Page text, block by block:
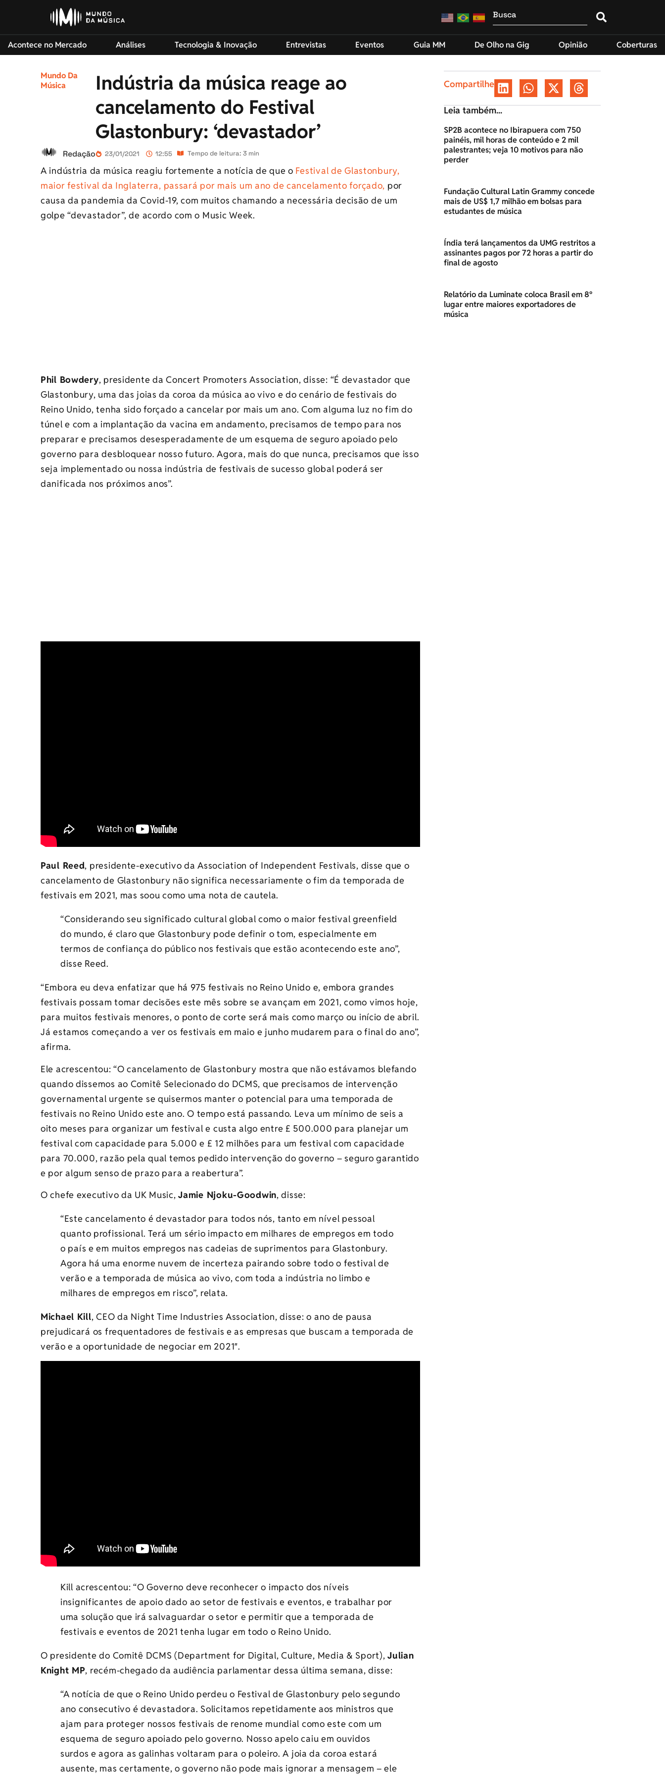
Acontece no Mercado Análises Tecnologia & Inovação Entrevistas Eventos Guia MM De Olho na Gig Opinião Coberturas
Mundo Da
Música
Indústria da música reage ao
cancelamento do Festival
Glastonbury: ‘devastador’
Redação 23/01/2021 12:55 Tempo de leitura: 3 min
A indústria da música reagiu fortemente a notícia de que o Festival de Glastonbury,
maior festival da Inglaterra, passará por mais um ano de cancelamento forçado, por
causa da pandemia da Covid-19, com muitos chamando a necessária decisão de um
golpe “devastador”, de acordo com o Music Week.
Phil Bowdery, presidente da Concert Promoters Association, disse: “É devastador que
Glastonbury, uma das joias da coroa da música ao vivo e do cenário de festivais do
Reino Unido, tenha sido forçado a cancelar por mais um ano. Com alguma luz no fim do
túnel e com a implantação da vacina em andamento, precisamos de tempo para nos
preparar e precisamos desesperadamente de um esquema de seguro apoiado pelo
governo para desbloquear nosso futuro. Agora, mais do que nunca, precisamos que isso
seja implementado ou nossa indústria de festivais de sucesso global poderá ser
danificada nos próximos anos”.
Paul Reed, presidente-executivo da Association of Independent Festivals, disse que o
cancelamento de Glastonbury não significa necessariamente o fim da temporada de
festivais em 2021, mas soou como uma nota de cautela.
“Considerando seu significado cultural global como o maior festival greenfield
do mundo, é claro que Glastonbury pode definir o tom, especialmente em
termos de confiança do público nos festivais que estão acontecendo este ano”,
disse Reed.
“Embora eu deva enfatizar que há 975 festivais no Reino Unido e, embora grandes
festivais possam tomar decisões este mês sobre se avançam em 2021, como vimos hoje,
para muitos festivais menores, o ponto de corte será mais como março ou início de abril.
Já estamos começando a ver os festivais em maio e junho mudarem para o final do ano”,
afirma.
Ele acrescentou: “O cancelamento de Glastonbury mostra que não estávamos blefando
quando dissemos ao Comitê Selecionado do DCMS, que precisamos de intervenção
governamental urgente se quisermos manter o potencial para uma temporada de
festivais no Reino Unido este ano. O tempo está passando. Leva um mínimo de seis a
oito meses para organizar um festival e custa algo entre £ 500.000 para planejar um
festival com capacidade para 5.000 e £ 12 milhões para um festival com capacidade
para 70.000, razão pela qual temos pedido intervenção do governo – seguro garantido
e por algum senso de prazo para a reabertura”.
O chefe executivo da UK Music,Jamie Njoku-Goodwin, disse:
“Este cancelamento é devastador para todos nós, tanto em nível pessoal
quanto profissional. Terá um sério impacto em milhares de empregos em todo
o país e em muitos empregos nas cadeias de suprimentos para Glastonbury.
Agora há uma enorme nuvem de incerteza pairando sobre todo o festival de
verão e a temporada de música ao vivo, com toda a indústria no limbo e
milhares de empregos em risco”, relata.
Michael Kill, CEO da Night Time Industries Association, disse: o ano de pausa
prejudicará os frequentadores de festivais e as empresas que buscam a temporada de
verão e a oportunidade de negociar em 2021″.
Kill acrescentou: “O Governo deve reconhecer o impacto dos níveis
insignificantes de apoio dado ao setor de festivais e eventos, e trabalhar por
uma solução que irá salvaguardar o setor e permitir que a temporada de
festivais e eventos de 2021 tenha lugar em todo o Reino Unido.
O presidente do Comitê DCMS (Department for Digital, Culture, Media & Sport),Julian
Knight MP, recém-chegado da audiência parlamentar dessa última semana, disse:
“A notícia de que o Reino Unido perdeu o Festival de Glastonbury pelo segundo
ano consecutivo é devastadora. Solicitamos repetidamente aos ministros que
ajam para proteger nossos festivais de renome mundial como este com um
esquema de seguro apoiado pelo governo. Nosso apelo caiu em ouvidos
surdos e agora as galinhas voltaram para o poleiro. A joia da coroa estará
ausente, mas certamente, o governo não pode mais ignorar a mensagem – ele
Compartilhe
Leia também...
SP2B acontece no Ibirapuera com 750
painéis, mil horas de conteúdo e 2 mil
palestrantes; veja 10 motivos para não
perder
Fundação Cultural Latin Grammy concede
mais de US$ 1,7 milhão em bolsas para
estudantes de música
Índia terá lançamentos da UMG restritos a
assinantes pagos por 72 horas a partir do
final de agosto
Relatório da Luminate coloca Brasil em 8º
lugar entre maiores exportadores de
música